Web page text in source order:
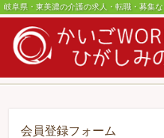
岐阜県・東美濃の介護の求人・転職・募集
会員登録フォーム